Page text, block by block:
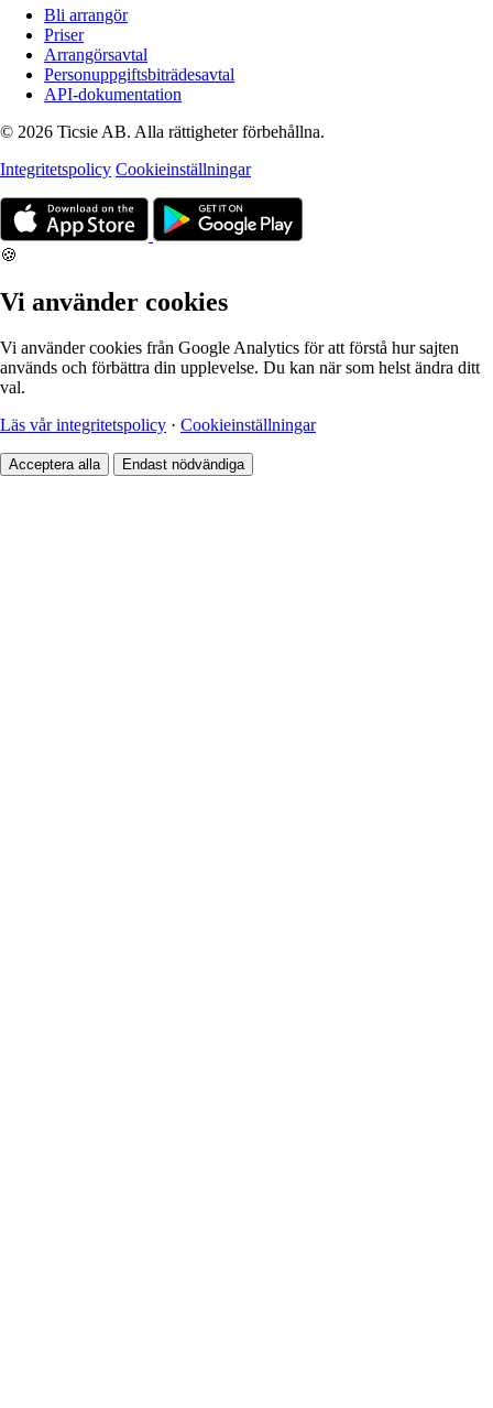
Bli arrangör
Priser
Arrangörsavtal
Personuppgiftsbiträdesavtal
API-dokumentation
© 2026 Ticsie AB. Alla rättigheter förbehållna.
Integritetspolicy Cookieinställningar
🍪
Vi använder cookies
Vi använder cookies från Google Analytics för att förstå hur sajten
används och förbättra din upplevelse. Du kan när som helst ändra ditt
val.
Läs vår integritetspolicy · Cookieinställningar
Acceptera alla Endast nödvändiga